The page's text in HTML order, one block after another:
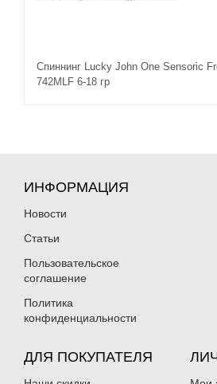
Спиннинг Lucky John One Sensoric
742MLF 6-18 гр
ИНФОРМАЦИЯ
Новости
Статьи
Пользовательское
соглашение
Политика
конфиденциальности
ДЛЯ ПОКУПАТЕЛЯ